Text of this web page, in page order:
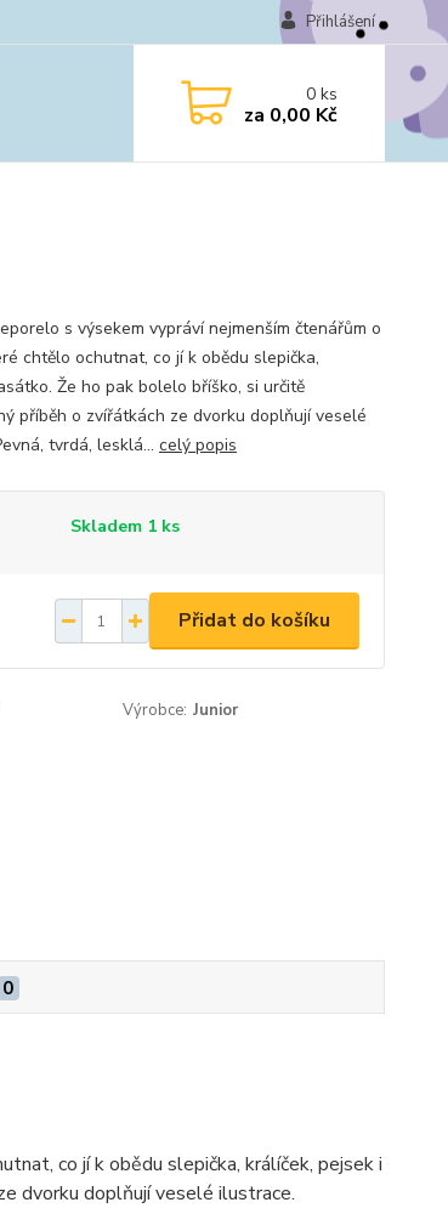
Přihlášení
0ks
za 0,00 Kč
s výsekem vypráví nejmenším čtenářům o
chtělo ochutnat, co jí k obědu slepička,
Že ho pak bolelo bříško, si určitě
příběh o zvířátkách ze dvorku doplňují veselé
tvrdá, lesklá... celý popis
Skladem 1 ks
Přidat do košíku
Výrobce: Junior
0
co jí k obědu slepička, králíček, pejsek i
dvorku doplňují veselé ilustrace.